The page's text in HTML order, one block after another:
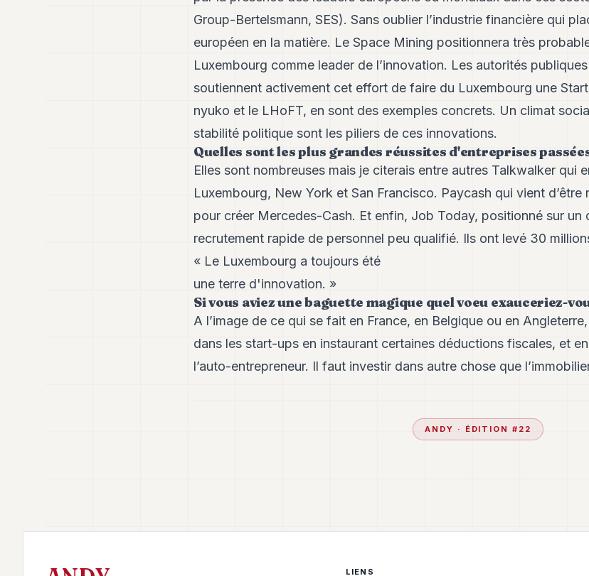
Group-Bertelsmann, SES). Sans oublier l’industrie financière qui
européen en la matière. Le Space Mining positionnera très
Luxembourg comme leader de l’innovation. Les autorités
soutiennent activement cet effort de faire du Luxembourg une
nyuko et le LHoFT, en sont des exemples concrets. Un climat
stabilité politique sont les piliers de ces innovations.
Quelles sont les plus grandes réussites d'entreprises
Elles sont nombreuses mais je citerais entre autres Talkwalker qui
Luxembourg, New York et San Francisco. Paycash qui vient d’être
pour créer Mercedes-Cash. Et enfin, Job Today, positionné sur un
recrutement rapide de personnel peu qualifié. Ils ont levé 30
« Le Luxembourg a toujours été
une terre d'innovation. »
Si vous aviez une baguette magique quel voeu exauceriez-
A l’image de ce qui se fait en France, en Belgique ou en
dans les start-ups en instaurant certaines déductions fiscales, et
l’auto-entrepreneur. Il faut investir dans autre chose que
ANDY · ÉDITION # 22
LIENS